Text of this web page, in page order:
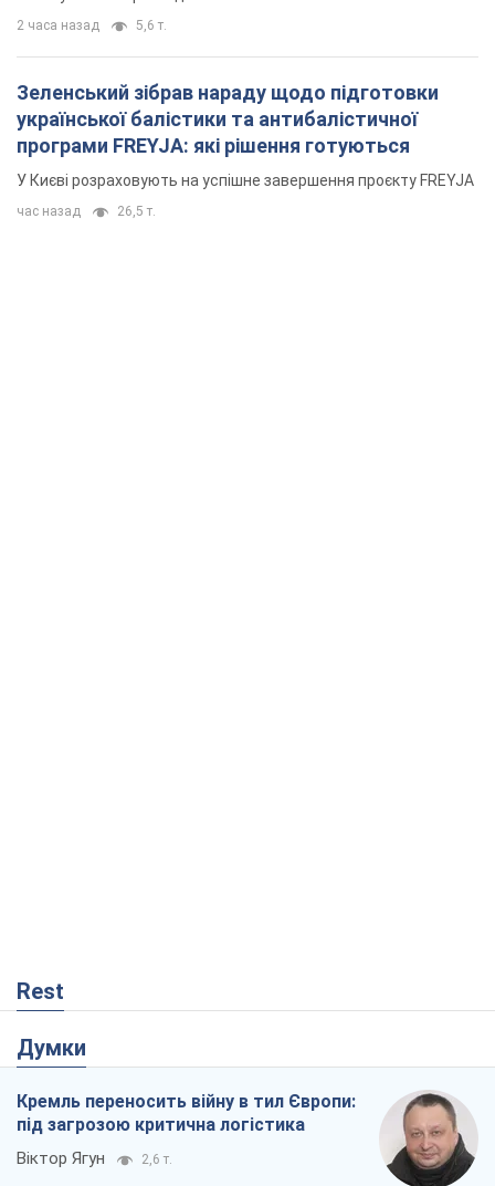
2 часа назад 5,6 т.
Зеленський зібрав нараду щодо підготовки
української балістики та антибалістичної
програми FREYJA: які рішення готуються
У Києві розраховують на успішне завершення проєкту FREYJA
час назад 26,5 т.
Rest
Думки
Кремль переносить війну в тил Європи:
під загрозою критична логістика
Віктор Ягун 2,6 т.